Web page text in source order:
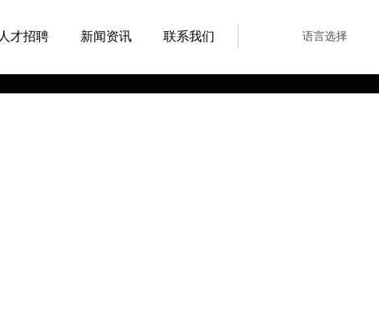
人才招聘 新闻资讯 联系我们 语言选择